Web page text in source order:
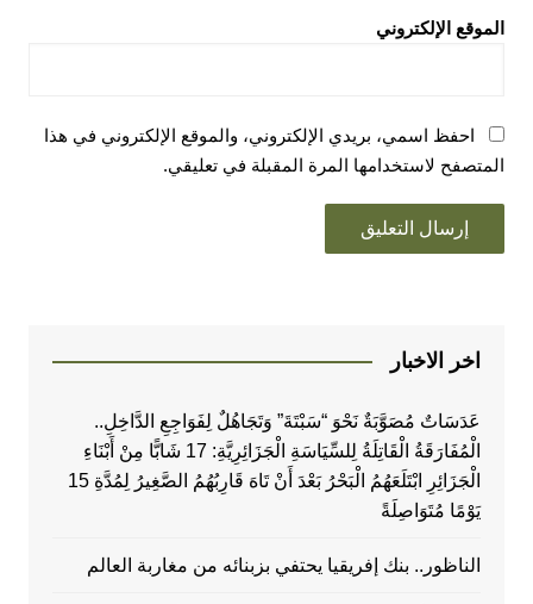
الموقع الإلكتروني
احفظ اسمي، بريدي الإلكتروني، والموقع الإلكتروني في هذا
المتصفح لاستخدامها المرة المقبلة في تعليقي.
اخر الاخبار
عَدَسَاتٌ مُصَوَّبَةٌ نَحْوَ “سَبْتَةَ” وَتَجَاهُلٌ لِفَوَاجِعِ الدَّاخِلِ..
الْمُفَارَقَةُ الْقَاتِلَةُ لِلسِّيَاسَةِ الْجَزَائِرِيَّةِ: 17 شَابًّا مِنْ أَبْنَاءِ
الْجَزَائِرِ ابْتَلَعَهُمُ الْبَحْرُ بَعْدَ أَنْ تَاهَ قَارِبُهُمُ الصَّغِيرُ لِمُدَّةِ 15
يَوْمًا مُتَوَاصِلَةً
الناظور.. بنك إفريقيا يحتفي بزبنائه من مغاربة العالم